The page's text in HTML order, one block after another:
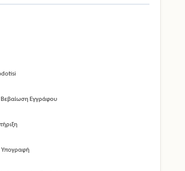
Εγγράφου
Υπογραφή